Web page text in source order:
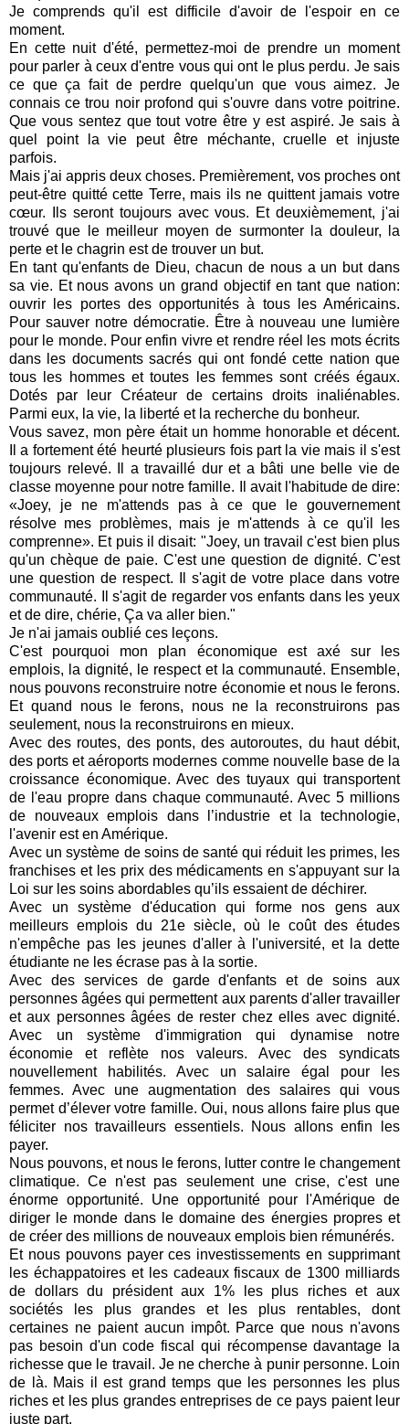
Je comprends qu'il est difficile d'avoir de l'espoir en ce
moment.
En cette nuit d'été, permettez-moi de prendre un moment
pour parler à ceux d'entre vous qui ont le plus perdu. Je sais
ce que ça fait de perdre quelqu'un que vous aimez. Je
connais ce trou noir profond qui s'ouvre dans votre poitrine.
Que vous sentez que tout votre être y est aspiré. Je sais à
quel point la vie peut être méchante, cruelle et injuste
parfois.
Mais j'ai appris deux choses. Premièrement, vos proches ont
peut-être quitté cette Terre, mais ils ne quittent jamais votre
cœur. Ils seront toujours avec vous. Et deuxièmement, j'ai
trouvé que le meilleur moyen de surmonter la douleur, la
perte et le chagrin est de trouver un but.
En tant qu'enfants de Dieu, chacun de nous a un but dans
sa vie. Et nous avons un grand objectif en tant que nation:
ouvrir les portes des opportunités à tous les Américains.
Pour sauver notre démocratie. Être à nouveau une lumière
pour le monde. Pour enfin vivre et rendre réel les mots écrits
dans les documents sacrés qui ont fondé cette nation que
tous les hommes et toutes les femmes sont créés égaux.
Dotés par leur Créateur de certains droits inaliénables.
Parmi eux, la vie, la liberté et la recherche du bonheur.
Vous savez, mon père était un homme honorable et décent.
Il a fortement été heurté plusieurs fois part la vie mais il s'est
toujours relevé.
Il a travaillé dur et a bâti une belle vie de
classe moyenne pour notre famille.
Il avait l'habitude de dire:
«Joey, je ne m'attends pas à ce que le gouvernement
résolve mes problèmes, mais je m'attends à ce qu'il les
comprenne». Et puis il disait: "Joey, un travail c'est bien plus
qu'un chèque de paie. C'est une question de dignité. C'est
une question de respect. Il s'agit de votre place dans votre
communauté. Il s'agit de regarder vos enfants dans les yeux
et de dire, chérie, Ça va aller bien."
Je n'ai jamais oublié ces leçons.
C'est pourquoi mon plan économique est axé sur les
emplois, la dignité, le respect et la communauté. Ensemble,
nous pouvons reconstruire notre économie et nous le ferons.
Et quand nous le ferons, nous ne la reconstruirons pas
seulement, nous la reconstruirons en mieux.
Avec des routes, des ponts, des autoroutes, du haut débit,
des ports et aéroports modernes comme nouvelle base de la
croissance économique. Avec des tuyaux qui transportent
de l'eau propre dans chaque communauté. Avec 5 millions
de nouveaux emplois dans l’industrie et la technologie,
l'avenir est en Amérique.
Avec un système de soins de santé qui réduit les primes, les
franchises et les prix des médicaments en s'appuyant sur la
Loi sur les soins abordables qu’ils essaient de déchirer.
Avec un système d'éducation qui forme nos gens aux
meilleurs emplois du 21e siècle, où le coût des études
n'empêche pas les jeunes d'aller à l'université, et la dette
étudiante ne les écrase pas à la sortie.
Avec des services de garde d'enfants et de soins aux
personnes âgées qui permettent aux parents d'aller travailler
et aux personnes âgées de rester chez elles avec dignité.
Avec un système d'immigration qui dynamise notre
économie et reflète nos valeurs. Avec des syndicats
nouvellement habilités. Avec un salaire égal pour les
femmes. Avec une augmentation des salaires qui vous
permet d’élever votre famille. Oui, nous allons faire plus que
féliciter nos travailleurs essentiels. Nous allons enfin les
payer.
Nous pouvons, et nous le ferons, lutter contre le changement
climatique. Ce n'est pas seulement une crise, c'est une
énorme opportunité. Une opportunité pour l'Amérique de
diriger le monde dans le domaine des énergies propres et
de créer des millions de nouveaux emplois bien rémunérés.
Et nous pouvons payer ces investissements en supprimant
les échappatoires et les cadeaux fiscaux de 1300 milliards
de dollars du président aux 1% les plus riches et aux
sociétés les plus grandes et les plus rentables, dont
certaines ne paient aucun impôt. Parce que nous n'avons
pas besoin d'un code fiscal qui récompense davantage la
richesse que le travail. Je ne cherche à punir personne. Loin
de là. Mais il est grand temps que les personnes les plus
riches et les plus grandes entreprises de ce pays paient leur
juste part.